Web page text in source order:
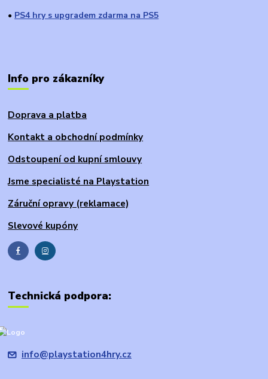
● PS4 hry s upgradem zdarma na PS5
Info pro zákazníky
Doprava a platba
Kontakt a obchodní podmínky
Odstoupení od kupní smlouvy
Jsme specialisté na Playstation
Záruční opravy (reklamace)
Slevové kupóny
Technická podpora:
info@playstation4hry.cz